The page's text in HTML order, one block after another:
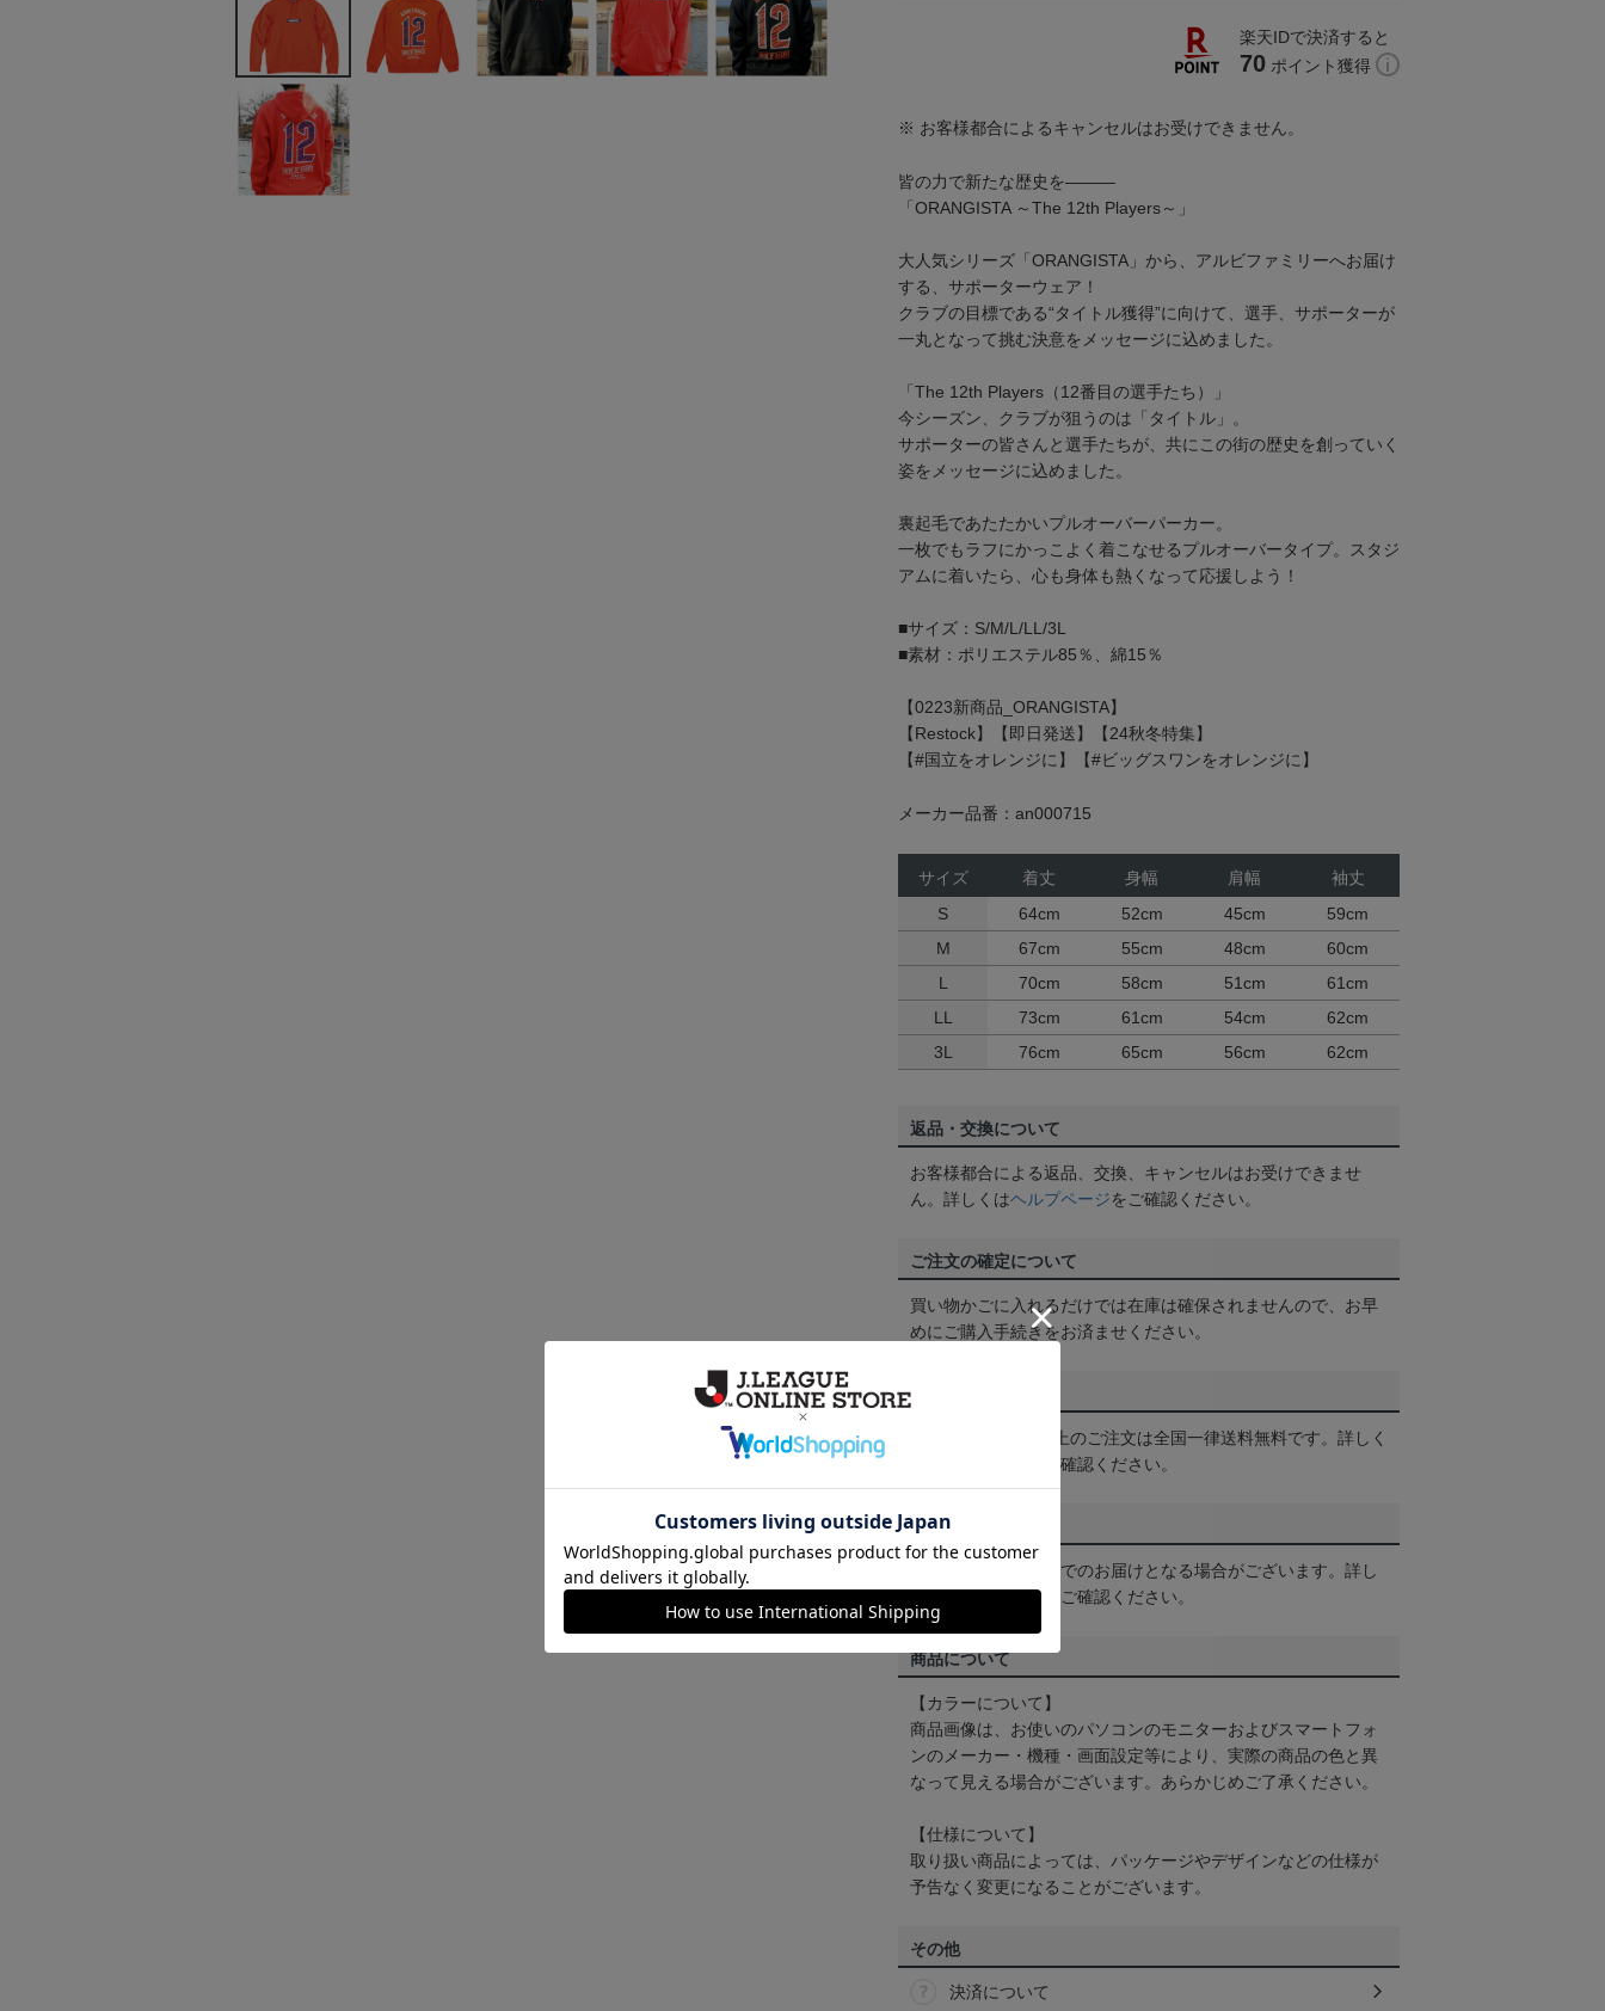
楽天IDで決済すると
70 ポイント獲得
※ お客様都合によるキャンセルはお受けできません。
皆の力で新たな歴史を―――
「ORANGISTA ～The 12th Players～」
大人気シリーズ「ORANGISTA」から、アルビファミリーへお届け
する、サポーターウェア！
クラブの目標である“タイトル獲得”に向けて、選手、サポーターが
一丸となって挑む決意をメッセージに込めました。
「The 12th Players（12番目の選手たち）」
今シーズン、クラブが狙うのは「タイトル」。
サポーターの皆さんと選手たちが、共にこの街の歴史を創っていく
姿をメッセージに込めました。
裏起毛であたたかいプルオーバーパーカー。
一枚でもラフにかっこよく着こなせるプルオーバータイプ。スタジ
アムに着いたら、心も身体も熱くなって応援しよう！
■サイズ：S/M/L/LL/3L
■素材：ポリエステル85％、綿15％
【0223新商品_ORANGISTA】
【Restock】【即日発送】【24秋冬特集】
【#国立をオレンジに】【#ビッグスワンをオレンジに】
メーカー品番：an000715
サイズ 着丈 身幅 肩幅
袖丈
S
64cm 52cm 45cm
59cm
M
67cm 55cm 48cm
60cm
L
70cm 58cm 51cm
61cm
LL
73cm 61cm 54cm
62cm
3L
76cm 65cm 56cm 62cm
返品・交換について
お客様都合による返品、交換、キャンセルはお受けできませ
ん。詳しくはヘルプページをご確認ください。
ご注文の確定について
買い物かごに入れるだけでは在庫は確保されませんので、お早
めにご購入手続きをお済ませください。
送料について
3,980円（税込）以上のご注文は全国一律送料無料です。詳しく
をご確認ください。
配送方法について
一部商品はメール便でのお届けとなる場合がございます。詳し
ヘルプページ をご確認ください。
商品について
【カラーについて】
商品画像は、お使いのパソコンのモニターおよびスマートフォ
ンのメーカー・機種・画面設定等により、実際の商品の色と異
なって見える場合がございます。あらかじめご了承ください。
【仕様について】
取り扱い商品によっては、パッケージやデザインなどの仕様が
予告なく変更になることがございます。
その他
決済について